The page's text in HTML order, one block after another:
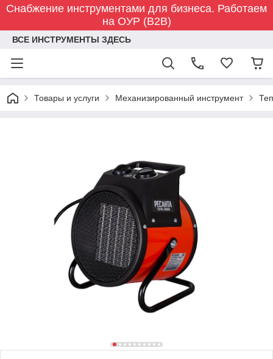
Снабжение инструментами для бизнеса. Работаем
на ОУР (B2B)
ВСЕ ИНСТРУМЕНТЫ ЗДЕСЬ
Товары и услуги Механизированный инструмент